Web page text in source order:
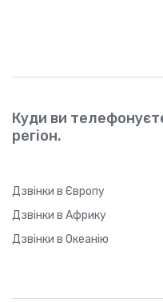
Куди ви
регіон.
Дзвінки в Європу
Дзвінки в Африку
Дзвінки в Океанію